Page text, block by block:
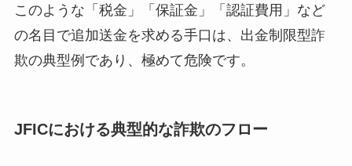
このような「税金」「保証金」「認証費用」など
の名目で追加送金を求める手口は、出金制限型詐
欺の典型例であり、極めて危険です。
JFICにおける典型的な詐欺のフロー